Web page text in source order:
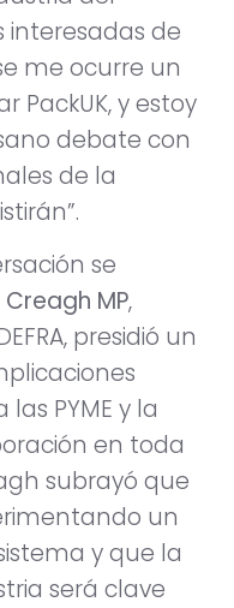
interesadas de
me ocurre un
PackUK, y estoy
debate con
de la
se
MP,
presidió un
PYME y la
en toda
subrayó que
un
y que la
será clave